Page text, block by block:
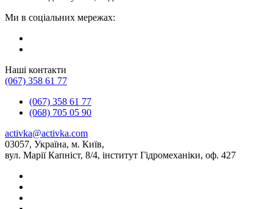
Ми в соціальних мережах:
Наші контакти
(067) 358 61 77
(067) 358 61 77
(068) 705 05 90
activka@activka.com
03057, Україна, м. Київ,
вул. Марії Капніст, 8/4, інститут Гідромеханіки, оф. 427